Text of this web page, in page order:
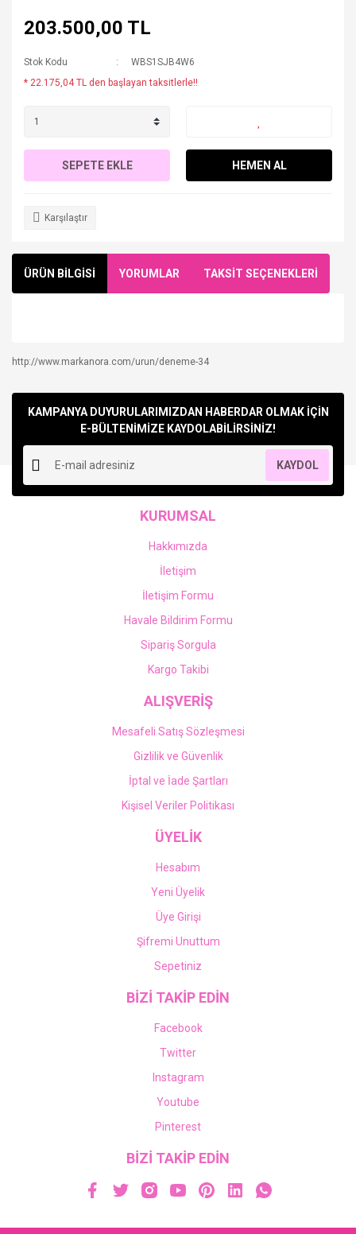
203.500,00 TL
Stok Kodu
WBS1SJB4W6
* 22.175,04 TL den başlayan taksitlerle!!
SEPETE EKLE HEMEN AL
Karşılaştır
ÜRÜN BİLGİSİ YORUMLAR TAKSİT SEÇENEKLERİ
Yorum Yaz
http://www.markanora.com/urun/deneme-34
KAMPANYA DUYURULARIMIZDAN HABERDAR OLMAK İÇİN
E-BÜLTENİMİZE KAYDOLABİLİRSİNİZ!
KAYDOL
KURUMSAL
Hakkımızda
İletişim
İletişim Formu
Havale Bildirim Formu
Sipariş Sorgula
Kargo Takibi
ALIŞVERİŞ
Mesafeli Satış Sözleşmesi
Gizlilik ve Güvenlik
İptal ve İade Şartları
Kişisel Veriler Politikası
ÜYELİK
Hesabım
Yeni Üyelik
Üye Girişi
Şifremi Unuttum
Sepetiniz
BİZİ TAKİP EDİN
Facebook
Twitter
Instagram
Youtube
Pinterest
BİZİ TAKİP EDİN